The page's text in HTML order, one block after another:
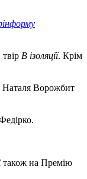
В ізоляції. Крім
Наталя Ворожбит
також на Премію